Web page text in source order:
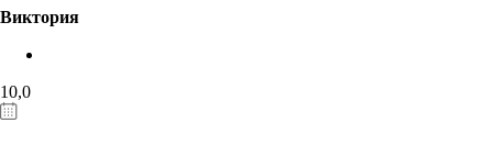
Виктория
10,0